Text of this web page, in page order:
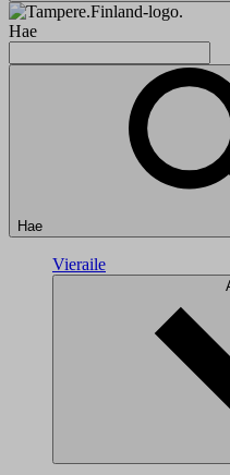
Hae
Hae
Vieraile